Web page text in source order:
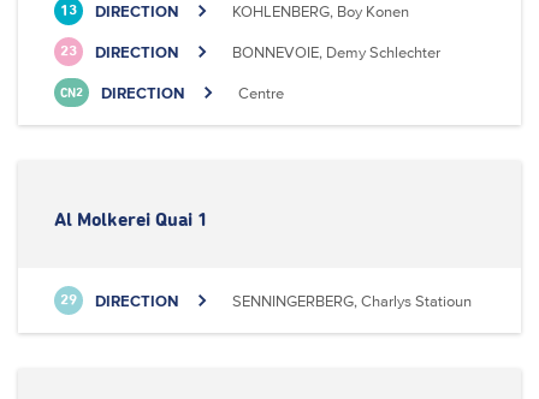
13 DIRECTION KOHLENBERG, Boy Konen
23 DIRECTION BONNEVOIE, Demy Schlechter
CN2 DIRECTION Centre
Al Molkerei Quai 1
29 DIRECTION SENNINGERBERG, Charlys Statioun